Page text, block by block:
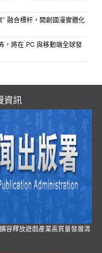
融合標杆，開創國漫實體化
，將在 PC 與移動端全球發
資訊
容釋放遊戲產業高質量發展清